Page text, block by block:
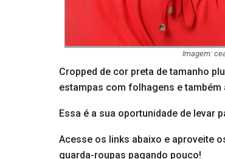
Imagem:
Cropped de cor preta de tamanho
estampas com folhagens e
Essa é a sua oportunidade de levar
Acesse os links abaixo e aproveite
guarda-roupas pagando pouco!